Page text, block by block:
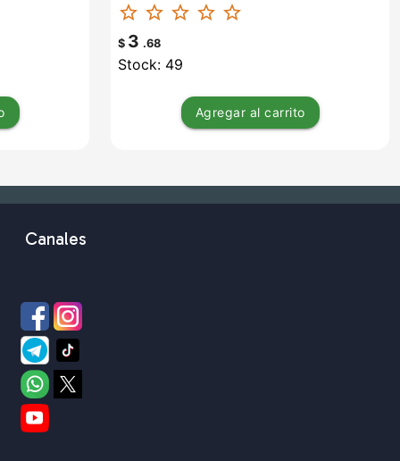
star_border star_border star_border star_border star_border
$ 3 .68
Stock: 49
Agregar al carrito
Canales